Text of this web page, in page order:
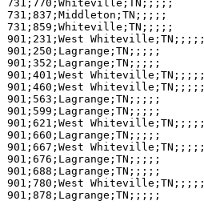
731;770;Whiteville;TN;;;;;
731;837;Middleton;TN;;;;;
731;859;Whiteville;TN;;;;;
901;231;West Whiteville;TN;;;;;
901;250;Lagrange;TN;;;;;
901;352;Lagrange;TN;;;;;
901;401;West Whiteville;TN;;;;;
901;460;West Whiteville;TN;;;;;
901;563;Lagrange;TN;;;;;
901;599;Lagrange;TN;;;;;
901;621;West Whiteville;TN;;;;;
901;660;Lagrange;TN;;;;;
901;667;West Whiteville;TN;;;;;
901;676;Lagrange;TN;;;;;
901;688;Lagrange;TN;;;;;
901;780;West Whiteville;TN;;;;;